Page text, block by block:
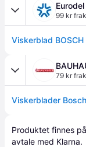
Eurodel
99 kr
Viskerblad
79 kr
Viskerblader
Produktet finnes på
avtale med Klarna.